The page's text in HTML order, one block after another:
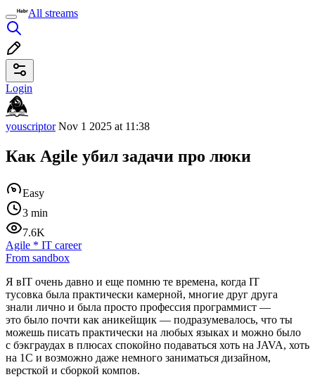
All streams
Login
youscriptorNov 1 2025 at 11:38
Как Agile убил задачи про люки
Easy
3 min
7.6K
Agile * IT career
From sandbox
Я вIT очень давно и еще помню те времена, когда IT
тусовка была практически камерной, многие друг друга
знали лично и была просто профессия программист —
это было почти как аникейщик — подразумевалось, что ты
можешь писать практически на любых языках и можно было
с бэкграудах в плюсах спокойно подаваться хоть на JAVA, хоть
на 1С и возможно даже немного заниматься дизайном,
версткой и сборкой компов.